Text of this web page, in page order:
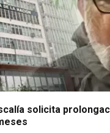
solicita